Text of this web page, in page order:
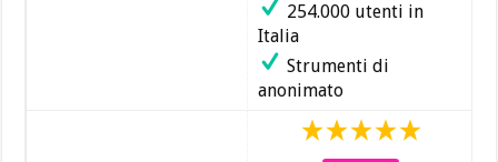
254.000 utenti in
Italia
Strumenti di
anonimato